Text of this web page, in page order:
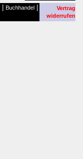
Buchhandel
Vertrag
widerrufen